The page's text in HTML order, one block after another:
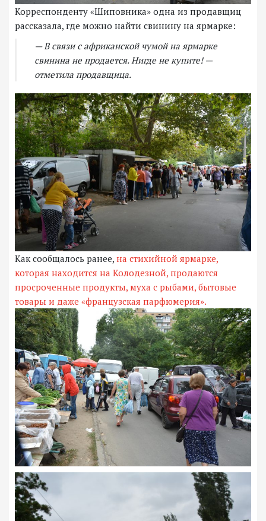
Корреспонденту «Шиповника» одна из продавщиц
рассказала, где можно найти свинину на ярмарке:
— В связи с африканской чумой на ярмарке
свинина не продается. Нигде не купите! —
отметила продавщица.
Как сообщалось ранее, на стихийной ярмарке,
которая находится на Колодезной, продаются
просроченные продукты, муха с рыбами, бытовые
товары и даже «французская парфюмерия».